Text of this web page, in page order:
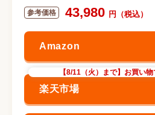
43,980
【8/11（火）まで】お買い